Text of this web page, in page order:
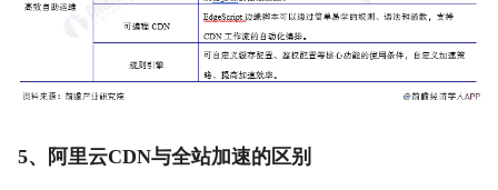
5、阿里云CDN与全站加速的区别